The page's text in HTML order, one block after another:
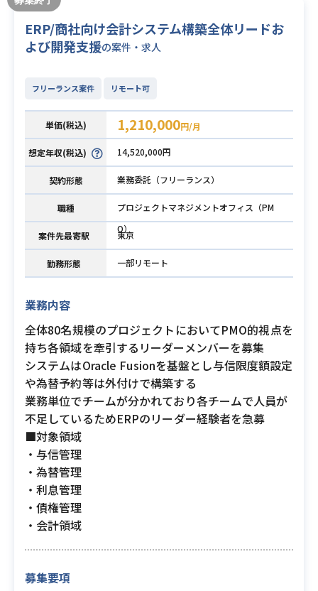
ERP/商社向け会計システム構築全体リードお
よび開発支援の案件・求人
フリーランス案件 リモート可
単価(税込) 1,210,000円/月
想定年収(税込) 14,520,000円
契約形態 業務委託（フリーランス）
職種
プロジェクトマネジメントオフィス（PM
O）
案件先最寄駅 東京
勤務形態 一部リモート
業務内容
全体80名規模のプロジェクトにおいてPMO的視点を
持ち各領域を牽引するリーダーメンバーを募集
システムはOracle Fusionを基盤とし与信限度額設定
や為替予約等は外付けで構築する
業務単位でチームが分かれており各チームで人員が
不足しているためERPのリーダー経験者を急募
■対象領域
・与信管理
・為替管理
・利息管理
・債権管理
・会計領域
募集要項